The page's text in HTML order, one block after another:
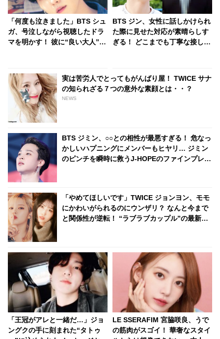
「何度も泣きました」BTS シュ
ガ、号泣しながら視聴したドラ
マを明かす！ 彼に“良い大人”の
ドにファンも共感
BTS ジン、女性に話しかけられ
た際に見せた対応が素晴らしす
ぎる！ どこまでも丁寧な接し方
実は苦労人でとってもがんばり屋！ TWICE サナ
の知られざる７つの意外な素顔とは・・？
NEWS
BTS ジミン、○○との相性が最悪すぎる！ 危なっ
かしいハプニングにメンバーもヒヤリ… ジミン
のピンチを瞬時に救うJ-HOPEのファインプレー
「やめてほしいです」TWICE ジョンヨン、モモ
にかわいがられるのにウンザリ？ なんと今まで
と関係性が逆転！ “ラブラブカップル”の最新エ
「王冠がアレと一緒だ…」ジョ
ングクの手に刻まれた“タトゥ
LE SSERAFIM 宮脇咲良、うで
の筋肉がスゴイ！ 華奢なスタイ